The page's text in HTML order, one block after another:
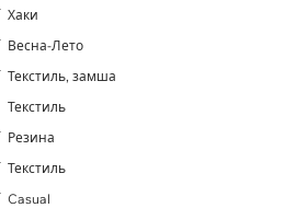
Хаки
Весна-Лето
Текстиль, замша
Текстиль
Резина
Текстиль
Casual